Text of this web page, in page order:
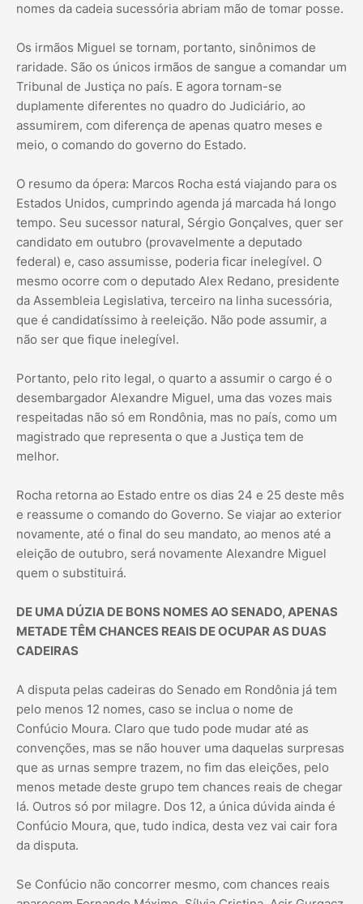
nomes da cadeia sucessória abriam mão de tomar posse.
Os irmãos Miguel se tornam, portanto, sinônimos de
raridade. São os únicos irmãos de sangue a comandar um
Tribunal de Justiça no país. E agora tornam-se
duplamente diferentes no quadro do Judiciário, ao
assumirem, com diferença de apenas quatro meses e
meio, o comando do governo do Estado.
O resumo da ópera: Marcos Rocha está viajando para os
Estados Unidos, cumprindo agenda já marcada há longo
tempo. Seu sucessor natural, Sérgio Gonçalves, quer ser
candidato em outubro (provavelmente a deputado
federal) e, caso assumisse, poderia ficar inelegível. O
mesmo ocorre com o deputado Alex Redano, presidente
da Assembleia Legislativa, terceiro na linha sucessória,
que é candidatíssimo à reeleição. Não pode assumir, a
não ser que fique inelegível.
Portanto, pelo rito legal, o quarto a assumir o cargo é o
desembargador Alexandre Miguel, uma das vozes mais
respeitadas não só em Rondônia, mas no país, como um
magistrado que representa o que a Justiça tem de
melhor.
Rocha retorna ao Estado entre os dias 24 e 25 deste mês
e reassume o comando do Governo. Se viajar ao exterior
novamente, até o final do seu mandato, ao menos até a
eleição de outubro, será novamente Alexandre Miguel
quem o substituirá.
DE UMA DÚZIA DE BONS NOMES AO SENADO, APENAS
METADE TÊM CHANCES REAIS DE OCUPAR AS DUAS
CADEIRAS
A disputa pelas cadeiras do Senado em Rondônia já tem
pelo menos 12 nomes, caso se inclua o nome de
Confúcio Moura. Claro que tudo pode mudar até as
convenções, mas se não houver uma daquelas surpresas
que as urnas sempre trazem, no fim das eleições, pelo
menos metade deste grupo tem chances reais de chegar
lá. Outros só por milagre. Dos 12, a única dúvida ainda é
Confúcio Moura, que, tudo indica, desta vez vai cair fora
da disputa.
Se Confúcio não concorrer mesmo, com chances reais